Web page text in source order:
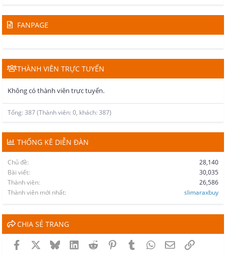
FANPAGE
THÀNH VIÊN TRỰC TUYẾN
Không có thành viên trực tuyến.
Tổng: 387 (Thành viên: 0, khách: 387)
THỐNG KÊ DIỄN ĐÀN
Chủ đề
28,140
Bài viết
30,035
Thành viên
26,586
Thành viên mới nhất
slimaraxbuy
CHIA SẺ TRANG
Facebook BlueskyLinkedInReddit PinterestTumblrWhatsApp
EmailLink